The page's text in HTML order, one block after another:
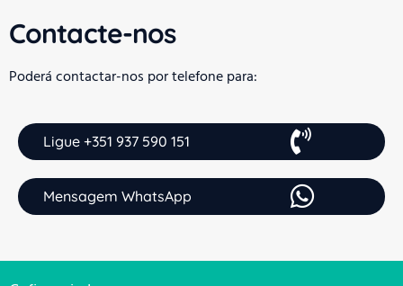
Contacte-nos
Poderá contactar-nos por telefone para:
Ligue +351 937 590 151
Mensagem WhatsApp